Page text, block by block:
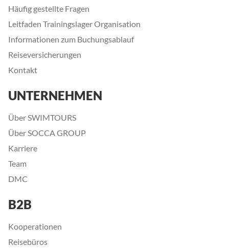
Häufig gestellte Fragen
Leitfaden Trainingslager Organisation
Informationen zum Buchungsablauf
Reiseversicherungen
Kontakt
UNTERNEHMEN
Über SWIMTOURS
Über SOCCA GROUP
Karriere
Team
DMC
B2B
Kooperationen
Reisebüros